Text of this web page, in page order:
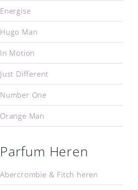
Energise
Hugo Man
In Motion
Just Different
Number One
Orange Man
Boss The Scent
XY
Parfum Heren
Abercrombie & Fitch heren